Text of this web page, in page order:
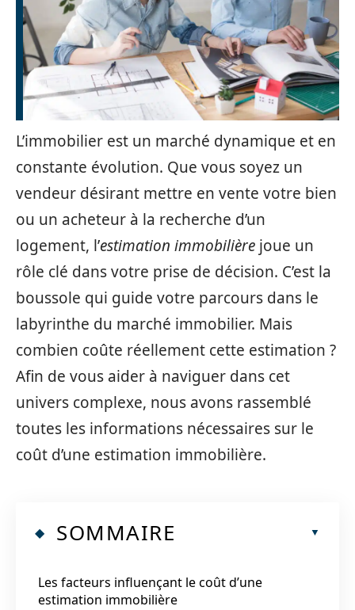
L’immobilier est un marché dynamique et en
constante évolution. Que vous soyez un
vendeur désirant mettre en vente votre bien
ou un acheteur à la recherche d’un
logement, l’estimation immobilière joue un
rôle clé dans votre prise de décision. C’est la
boussole qui guide votre parcours dans le
labyrinthe du marché immobilier. Mais
combien coûte réellement cette estimation ?
Afin de vous aider à naviguer dans cet
univers complexe, nous avons rassemblé
toutes les informations nécessaires sur le
coût d’une estimation immobilière.
SOMMAIRE
Les facteurs influençant le coût d’une
estimation immobilière